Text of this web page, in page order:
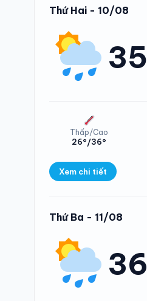
Thứ Hai - 10/08
35
Thấp/Cao
26°/36°
Xem chi tiết
Thứ Ba - 11/08
36